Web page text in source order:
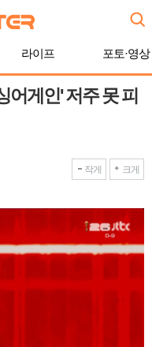
라이프 포토·영상
어게인' 저주 못 피
작게 크게